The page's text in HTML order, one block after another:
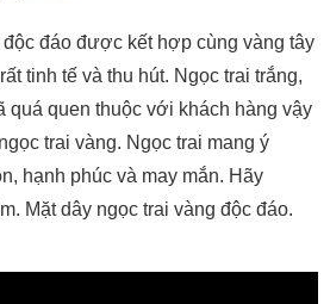
độc đáo được kết hợp cùng vàng tây
tinh tế và thu hút. Ngọc trai trắng,
quá quen thuộc với khách hàng vậy
trai vàng. Ngọc trai mang ý
hạnh phúc và may mắn. Hãy
Mặt dây ngọc trai vàng độc đáo.